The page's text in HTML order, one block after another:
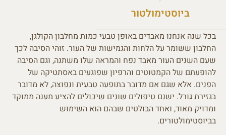
ביוסטימולטור
בכל שנה אנחנו מאבדים באופן טבעי כמות מחלבון הקולגן,
החלבון ששומר על הלחות והגמישות של העור. זוהי הסיבה לכך
שעם השנים העור מאבד נפח והמראה שלו משתנה, וגם הסיבה
להופעתם של הקמטוטים והרפיון שפוגעים באסתטיקה של
הפנים. אלא שגם אם מדובר בתופעה טבעית ונפוצה, לא מדובר
בגזירת גורל. ישנם טיפולים שונים שיכולים להציע מענה ממוקד
ומדויק מאוד, ואחד הבולטים שבהם הוא השימוש
בביוסטימולטורים.